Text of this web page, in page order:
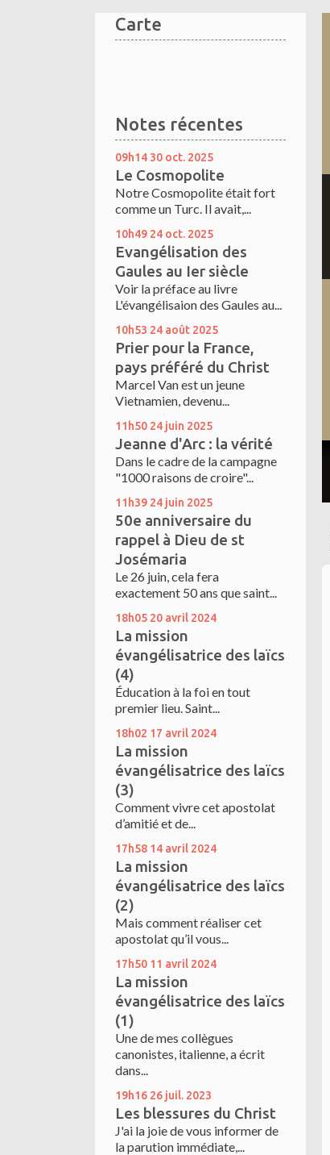
Carte
Notes récentes
09h14 30 oct. 2025
Le Cosmopolite
Notre Cosmopolite était fort
comme un Turc. Il avait,...
10h49 24 oct. 2025
Evangélisation des
Gaules au Ier siècle
Voir la préface au livre
L'évangélisaion des Gaules au...
10h53 24 août 2025
Prier pour la France,
pays préféré du Christ
Marcel Van est un jeune
Vietnamien, devenu...
11h50 24 juin 2025
Jeanne d'Arc : la vérité
Dans le cadre de la campagne
"1000 raisons de croire"...
11h39 24 juin 2025
50e anniversaire du
rappel à Dieu de st
Josémaria
Le 26 juin, cela fera
exactement 50 ans que saint...
18h05 20 avril 2024
La mission
évangélisatrice des laïcs
(4)
Éducation à la foi en tout
premier lieu. Saint...
18h02 17 avril 2024
La mission
évangélisatrice des laïcs
(3)
Comment vivre cet apostolat
d’amitié et de...
17h58 14 avril 2024
La mission
évangélisatrice des laïcs
(2)
Mais comment réaliser cet
apostolat qu’il vous...
17h50 11 avril 2024
La mission
évangélisatrice des laïcs
(1)
Une de mes collègues
canonistes, italienne, a écrit
dans...
19h16 26 juil. 2023
Les blessures du Christ
J'ai la joie de vous informer de
la parution immédiate,...